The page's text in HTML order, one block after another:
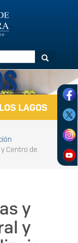
Buscar
LAGOS
Centro de
y
y